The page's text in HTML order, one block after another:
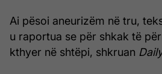
Ai pësoi aneurizëm në tru,
u raportua se për shkak të
kthyer në shtëpi, shkruan